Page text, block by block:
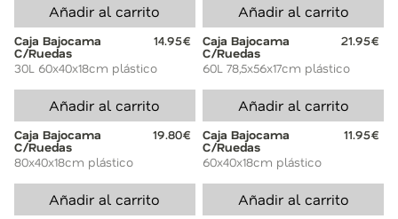
Añadir al carrito
Caja Bajocama
C/Ruedas
14.95€
30L 60x40x18cm plástico
Añadir al carrito
Caja Bajocama
C/Ruedas
21.95€
60L 78,5x56x17cm plástico
Añadir al carrito
Caja Bajocama
C/Ruedas
19.80€
80x40x18cm plástico
Añadir al carrito
Caja Bajocama
C/Ruedas
11.95€
60x40x18cm plástico
Añadir al carrito Añadir al carrito